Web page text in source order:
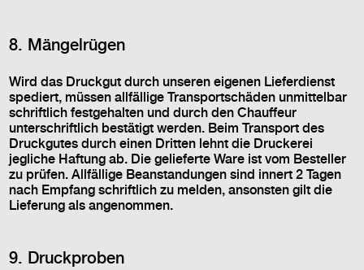
8. Mängelrügen
Wird das Druckgut durch unseren eigenen Lieferdienst
spediert, müssen allfällige Transportschäden unmittelbar
schriftlich festgehalten und durch den Chauffeur
unterschriftlich bestätigt werden. Beim Transport des
Druckgutes durch einen Dritten lehnt die Druckerei
jegliche Haftung ab. Die gelieferte Ware ist vom Besteller
zu prüfen. Allfällige Beanstandungen sind innert 2 Tagen
nach Empfang schriftlich zu melden, ansonsten gilt die
Lieferung als angenommen.
9. Druckproben